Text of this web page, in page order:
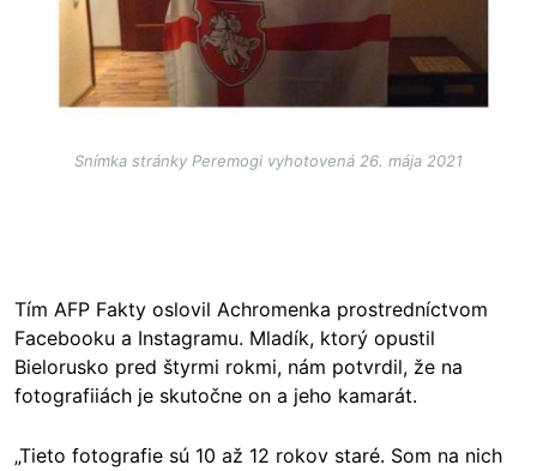
Snímka stránky Peremogi vyhotovená 26. mája 2021
Tím AFP Fakty oslovil Achromenka prostredníctvom
Facebooku a Instagramu. Mladík, ktorý opustil
Bielorusko pred štyrmi rokmi, nám potvrdil, že na
fotografiiách je skutočne on a jeho kamarát.
„Tieto fotografie sú 10 až 12 rokov staré. Som na nich